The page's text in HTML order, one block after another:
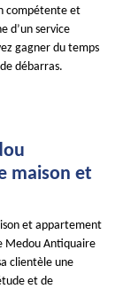
compétente et
d’un service
gagner du temps
débarras.
maison et
et appartement
Medou Antiquaire
clientèle une
et de